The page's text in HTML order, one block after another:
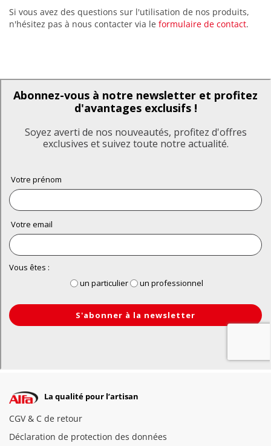
Si vous avez des questions sur l'utilisation de nos produits,
n'hésitez pas à nous contacter via le formulaire de contact.
La qualité pour l’artisan
CGV & C de retour
Déclaration de protection des données